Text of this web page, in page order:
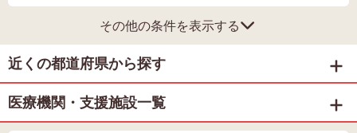
その他の条件を表示する
近くの都道府県から探す
医療機関・支援施設一覧